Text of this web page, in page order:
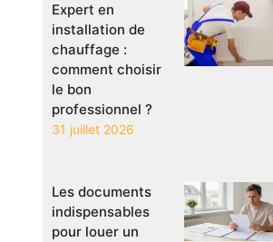
Expert en
installation de
chauffage :
comment choisir
le bon
professionnel ?
31 juillet 2026
Les documents
indispensables
pour louer un